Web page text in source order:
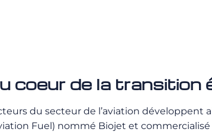
de la transition
du secteur de l’aviation développent
Fuel) nommé Biojet et